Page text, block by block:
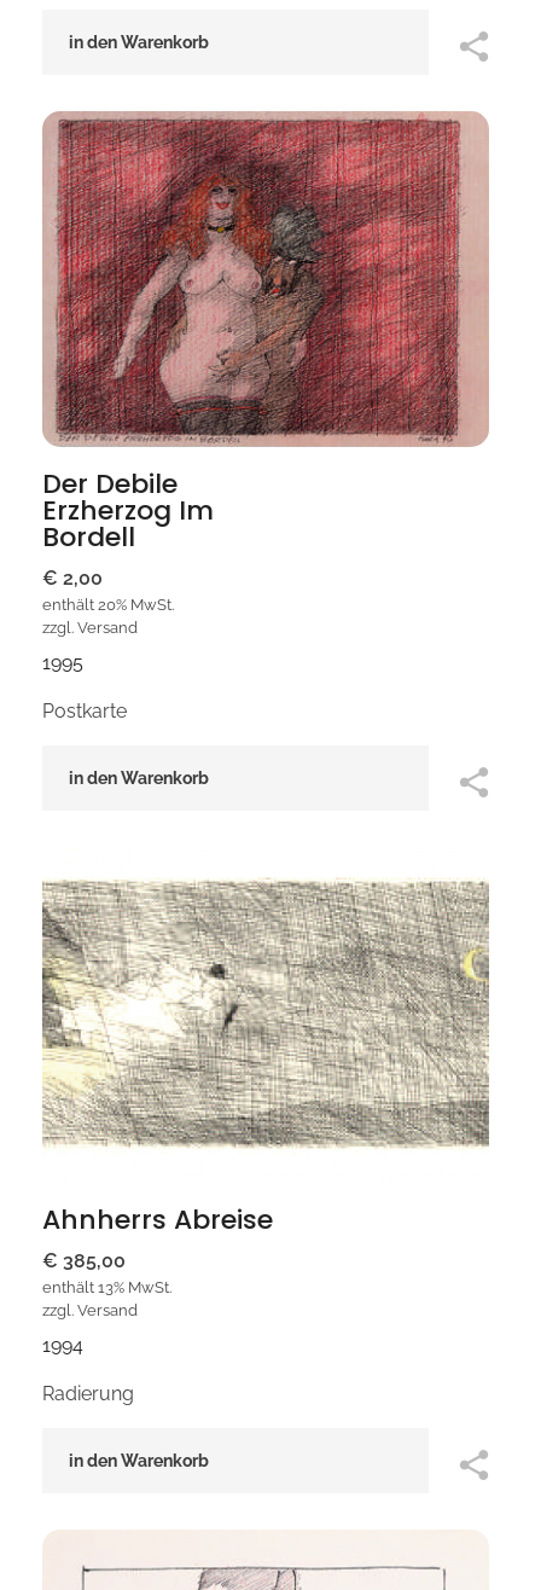
in den Warenkorb
Der Debile
Erzherzog Im
Bordell
€ 2,00
enthält 20% MwSt.
zzgl. Versand
1995
Postkarte
in den Warenkorb
Ahnherrs Abreise
€ 385,00
enthält 13% MwSt.
zzgl. Versand
1994
Radierung
in den Warenkorb